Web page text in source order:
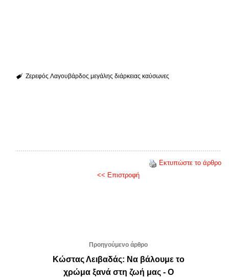
Ζερεφός Λαγουβάρδος μεγάλης διάρκειας καύσωνες
Εκτυπώστε το άρθρο
<< Επιστροφή
Προηγούμενο άρθρο
Κώστας Λειβαδάς: Να βάλουμε το
χρώμα ξανά στη ζωή μας - Ο